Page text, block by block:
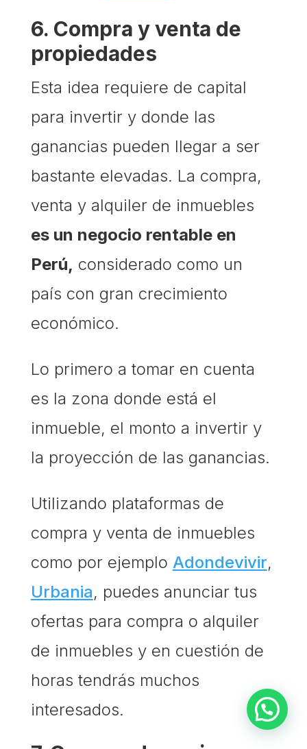
6. Compra y venta de
propiedades
Esta idea requiere de capital
para invertir y donde las
ganancias pueden llegar a ser
bastante elevadas. La compra,
venta y alquiler de inmuebles
es un negocio rentable en
Perú, considerado como un
país con gran crecimiento
económico.
Lo primero a tomar en cuenta
es la zona donde está el
inmueble, el monto a invertir y
la proyección de las ganancias.
Utilizando plataformas de
compra y venta de inmuebles
como por ejemplo Adondevivir,
Urbania, puedes anunciar tus
ofertas para compra o alquiler
de inmuebles y en cuestión de
horas tendrás muchos
interesados.